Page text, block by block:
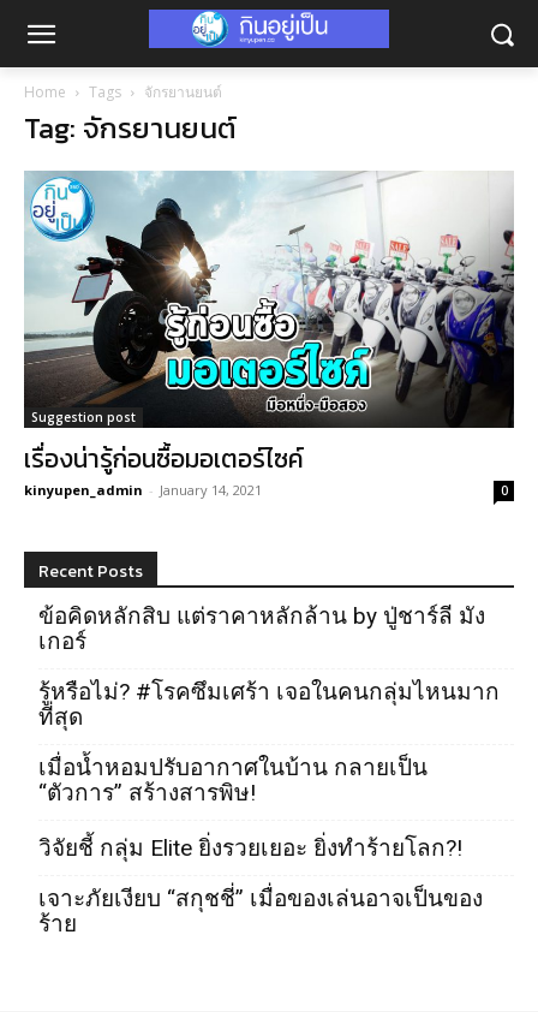
Home Tags จักรยานยนต์
Tag: จักรยานยนต์
Suggestion post
เรื่องน่ารู้ก่อนซื้อมอเตอร์ไซค์
kinyupen_admin - January 14, 2021 0
Recent Posts
ข้อคิดหลักสิบ แต่ราคาหลักล้าน by ปู่ชาร์ลี มัง
เกอร์
รู้หรือไม่? #โรคซึมเศร้า เจอในคนกลุ่มไหนมาก
ที่สุด
เมื่อน้ำหอมปรับอากาศในบ้าน กลายเป็น
“ตัวการ” สร้างสารพิษ!
วิจัยชี้ กลุ่ม Elite ยิ่งรวยเยอะ ยิ่งทำร้ายโลก?!
เจาะภัยเงียบ “สกุชชี่” เมื่อของเล่นอาจเป็นของ
ร้าย